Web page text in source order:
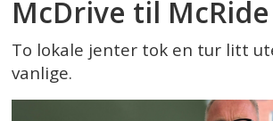
McDrive til McRide
To lokale jenter tok en tur litt
vanlige.